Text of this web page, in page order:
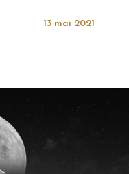
13 mai 2021